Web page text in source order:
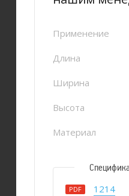
Применение
Длина
Ширина
Высота
Материал
PDF 1214